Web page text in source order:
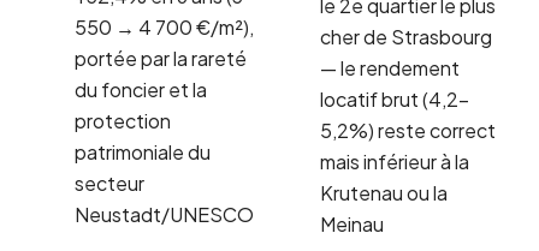
550 → 4 700 €/m²),
portée par la rareté
du foncier et la
protection
patrimoniale du
secteur
Neustadt/UNESCO
le 2e quartier le plus
cher de Strasbourg
— le rendement
locatif brut (4,2-
5,2%) reste correct
mais inférieur à la
Krutenau ou la
Meinau